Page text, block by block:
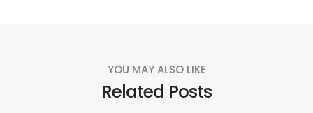
YOU MAY ALSO LIKE
Related Posts